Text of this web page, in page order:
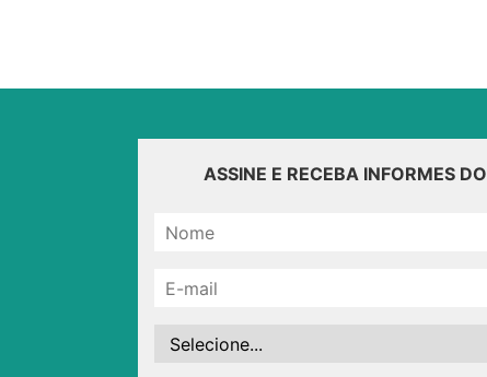
ASSINE E RECEBA INFORMES